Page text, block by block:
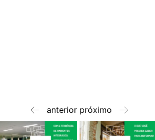
anterior próximo